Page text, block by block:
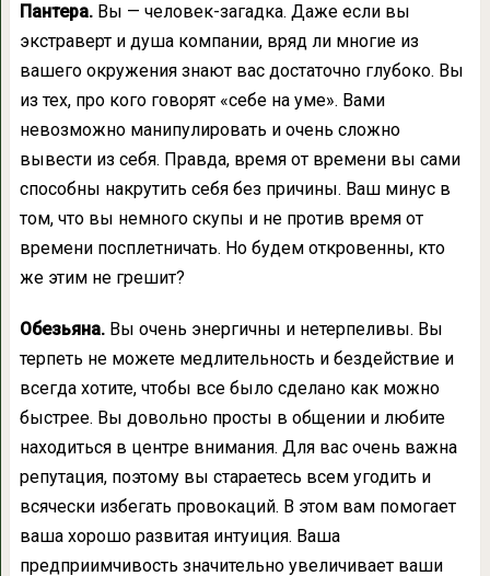
Пантера.Вы — человек-загадка. Даже если вы
экстраверт и душа компании, вряд ли многие из
вашего окружения знают вас достаточно глубоко. Вы
из тех, про кого говорят «себе на уме». Вами
невозможно манипулировать и очень сложно
вывести из себя. Правда, время от времени вы сами
способны накрутить себя без причины. Ваш минус в
том, что вы немного скупы и не против время от
времени посплетничать. Но будем откровенны, кто
же этим не грешит?
Обезьяна.Вы очень энергичны и нетерпеливы. Вы
терпеть не можете медлительность и бездействие и
всегда хотите, чтобы все было сделано как можно
быстрее. Вы довольно просты в общении и любите
находиться в центре внимания. Для вас очень важна
репутация, поэтому вы стараетесь всем угодить и
всячески избегать провокаций. В этом вам помогает
ваша хорошо развитая интуиция. Ваша
предприимчивость значительно увеличивает ваши